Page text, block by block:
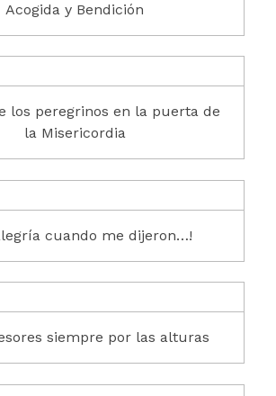
Acogida y Bendición
los peregrinos en la puerta de
la Misericordia
cuando me dijeron…!
siempre por las alturas